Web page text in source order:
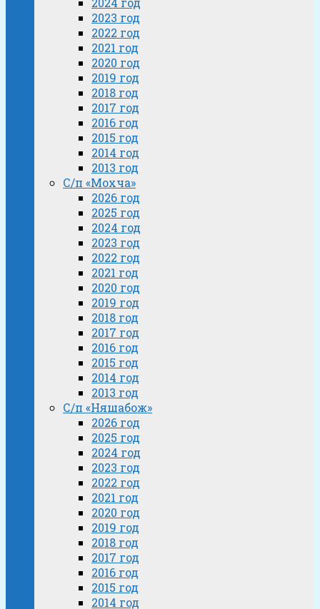
2023 год
2022 год
2021 год
2020 год
2019 год
2018 год
2017 год
2016 год
2015 год
2014 год
2013 год
С/п «Мохча»
2026 год
2025 год
2024 год
2023 год
2022 год
2021 год
2020 год
2019 год
2018 год
2017 год
2016 год
2015 год
2014 год
2013 год
С/п «Няшабож»
2026 год
2025 год
2024 год
2023 год
2022 год
2021 год
2020 год
2019 год
2018 год
2017 год
2016 год
2015 год
2014 год